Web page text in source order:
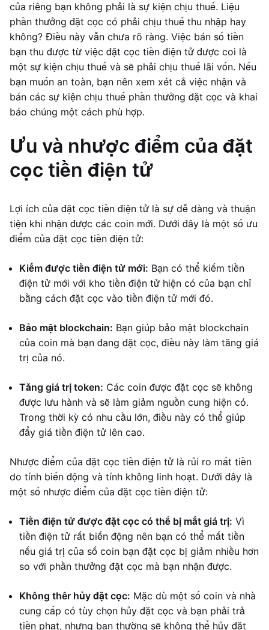
của riêng bạn không phải là sự kiện chịu thuế. Liệu
phần thưởng đặt cọc có phải chịu thuế thu nhập hay
không? Điều này vẫn chưa rõ ràng. Việc bán số tiền
bạn thu được từ việc đặt cọc tiền điện tử được coi là
một sự kiện chịu thuế và sẽ phải chịu thuế lãi vốn. Nếu
bạn muốn an toàn, bạn nên xem xét cả việc nhận và
bán các sự kiện chịu thuế phần thưởng đặt cọc và khai
báo chúng một cách phù hợp.
Ưu và nhược điểm của đặt
cọc tiền điện tử
Lợi ích của đặt cọc tiền điện tử là sự dễ dàng và thuận
tiện khi nhận được các coin mới. Dưới đây là một số ưu
điểm của đặt cọc tiền điện tử:
Kiếm được tiền điện tử mới: Bạn có thể kiếm tiền
điện tử mới với kho tiền điện tử hiện có của bạn chỉ
bằng cách đặt cọc vào tiền điện tử mới đó.
Bảo mật blockchain: Bạn giúp bảo mật blockchain
của coin mà bạn đang đặt cọc, điều này làm tăng giá
trị của nó.
Tăng giá trị token: Các coin được đặt cọc sẽ không
được lưu hành và sẽ làm giảm nguồn cung hiện có.
Trong thời kỳ có nhu cầu lớn, điều này có thể giúp
đẩy giá tiền điện tử lên cao.
Nhược điểm của đặt cọc tiền điện tử là rủi ro mất tiền
do tính biến động và tính không linh hoạt. Dưới đây là
một số nhược điểm của đặt cọc tiền điện tử:
Tiền điện tử được đặt cọc có thể bị mất giá trị: Vì
tiền điện tử rất biến động nên bạn có thể mất tiền
nếu giá trị của số coin bạn đặt cọc bị giảm nhiều hơn
so với phần thưởng đặt cọc mà bạn nhận được.
Không thêr hủy đặt cọc: Mặc dù một số coin và nhà
cung cấp có tùy chọn hủy đặt cọc và bạn phải trả
tiền phạt, nhưng bạn thường sẽ không thể hủy đặt